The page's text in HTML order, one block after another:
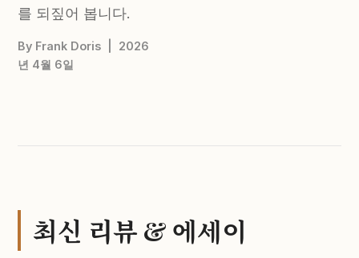
를 되짚어 봅니다.
By Frank Doris | 2026
년 4월 6일
최신 리뷰 & 에세이